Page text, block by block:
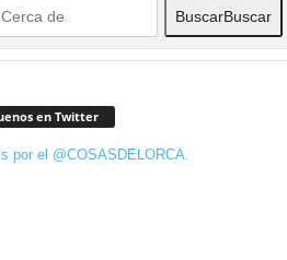
BuscarBuscar
en Twitter
por el @COSASDELORCA.